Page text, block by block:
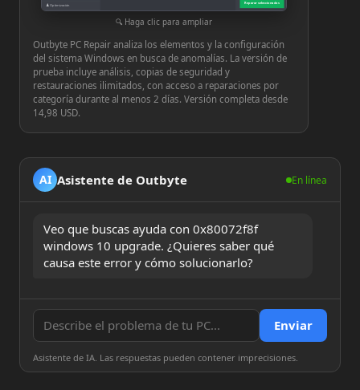
♟Optimización
Reparar seleccionados
Haga clic para ampliar
Outbyte PC Repair analiza los elementos y la configuración
del sistema Windows en busca de anomalías. La versión de
prueba incluye análisis, copias de seguridad y
restauraciones ilimitados, con acceso a reparaciones por
categoría durante al menos 2 días. Versión completa desde
14,98 USD.
AI Asistente de Outbyte En línea
Veo que buscas ayuda con 0x80072f8f
windows 10 upgrade. ¿Quieres saber qué
causa este error y cómo solucionarlo?
Enviar
Asistente de IA. Las respuestas pueden contener imprecisiones.